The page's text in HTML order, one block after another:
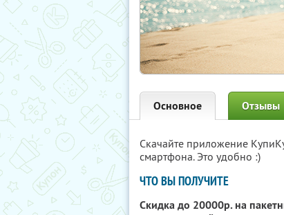
Основное Отзывы
Скачайте приложение
смартфона. Это удобно :)
ЧТО ВЫ ПОЛУЧИТЕ
Скидка до 20000р. на